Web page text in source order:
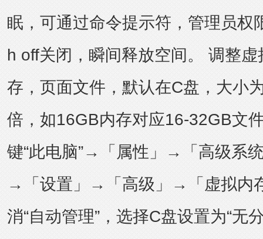
眠，可通过命令提示符 ，管理员
h off关闭，瞬间释放空间。 调整
存，页面文件，默认在C盘，大小
倍，如16GB内存对应16-32GB文
键“此电脑”→「属性」→「高级系
→「设置」→「高级」→「虚拟内
消“自动管理”，选择C盘设置为“无